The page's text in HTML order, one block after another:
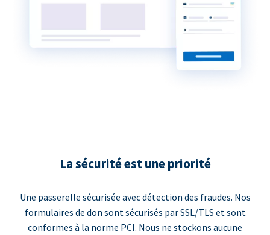
La sécurité est une priorité
Une passerelle sécurisée avec détection des fraudes. Nos
formulaires de don sont sécurisés par SSL/TLS et sont
conformes à la norme PCI. Nous ne stockons aucune